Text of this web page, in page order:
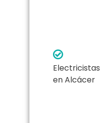
Electricistas
en Alcácer